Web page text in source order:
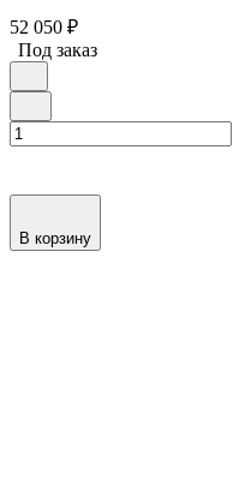
52 050 ₽
Под заказ
В корзину